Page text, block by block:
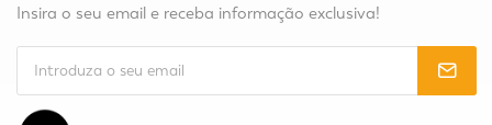
Insira o seu email e receba informação exclusiva!